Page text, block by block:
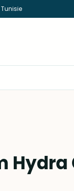
Hydra